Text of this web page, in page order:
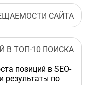
САЙТА
В ТОП-10 ПОИСКА
позиций в SEO-
результаты по